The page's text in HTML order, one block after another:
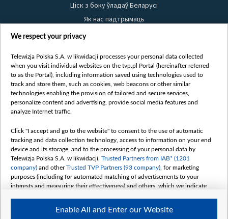
Ціск з боку ўладаў Беларусі
Як нас падтрымаць
Правілы выкарыстання матэрыялаў
Бяспека
Youtube
Белсат news
Белсат Shorts
Жэстачайшы мульт
Belsat English
Biełsat PL
Белсат Now
Белсат History
Белсат Music
Белсат Doc
We respect your privacy
Telewizja Polska S.A. w likwidacji processes your personal data collected
when you visit individual websites on the tvp.pl Portal (hereinafter referred
to as the Portal), including information saved using technologies used to
track and store them, such as cookies, web beacons or other similar
technologies enabling the provision of tailored and secure services,
personalize content and advertising, provide social media features and
analyze Internet traffic.
Click "I accept and go to the website" to consent to the use of automatic
tracking and data collection technology, access to information on your end
device and its storage, and to the processing of your personal data by
Telewizja Polska S.A. w likwidacji, Trusted Partners from IAB* (1201
company) and otherTrusted TVP Partners (93 company) , for marketing
purposes (including for automated matching of advertisements to your
interests and measuring their effectiveness) and others, which we indicate
The purposes of processing your data by TVP S.A. w likwidacji are as
Enable All and Enter our Website